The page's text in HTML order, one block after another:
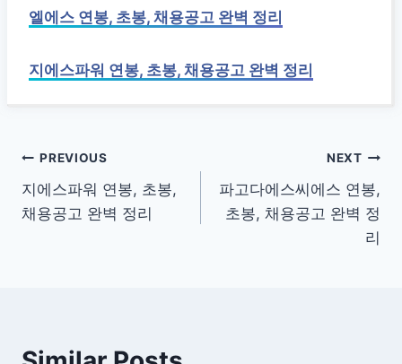
엘에스 연봉, 초봉, 채용공고 완벽 정리
지에스파워 연봉, 초봉, 채용공고 완벽 정리
글
탐
PREVIOUS
지에스파워 연봉, 초봉,
채용공고 완벽 정리
NEXT
파고다에스씨에스 연봉,
초봉, 채용공고 완벽 정
리